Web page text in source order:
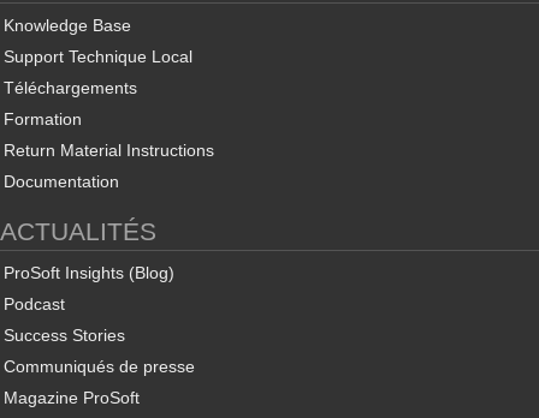
Knowledge Base
Support Technique Local
Téléchargements
Formation
Return Material Instructions
Documentation
ACTUALITÉS
ProSoft Insights (Blog)
Podcast
Success Stories
Communiqués de presse
Magazine ProSoft